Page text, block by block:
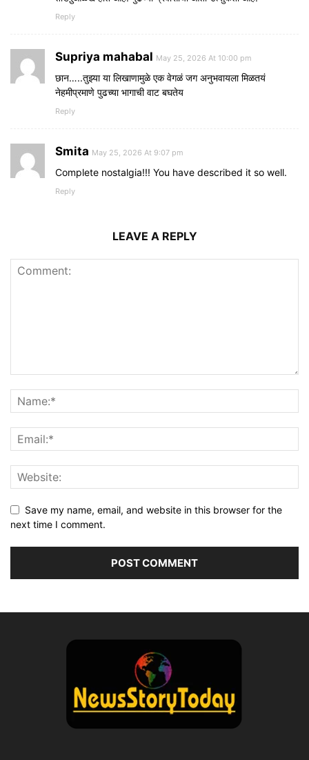
Reply
Supriya mahabal May 25, 2026 At 10:00 pm
छान…..तुझ्या या लिखाणामुळे एक वेगळं जग अनुभवायला मिळतयं
नेहमीप्रमाणे पुढच्या भागाची वाट बघतेय
Reply
Smita May 25, 2026 At 9:07 pm
Complete nostalgia!!! You have described it so well.
Reply
LEAVE A REPLY
Save my name, email, and website in this browser for the
next time I comment.